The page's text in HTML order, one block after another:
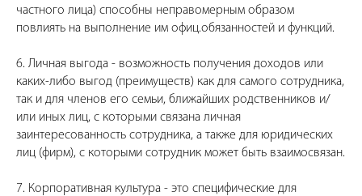
частного лица) способны неправомерным образом
повлиять на выполнение им офиц.обязанностей и функций.
6. Личная выгода - возможность получения доходов или
каких-либо выгод (преимуществ) как для самого сотрудника,
так и для членов его семьи, ближайших родственников и/
или иных лиц, с которыми связана личная
заинтересованность сотрудника, а также для юридических
лиц (фирм), с которыми сотрудник может быть взаимосвязан.
7. Корпоративная культура - это специфические для